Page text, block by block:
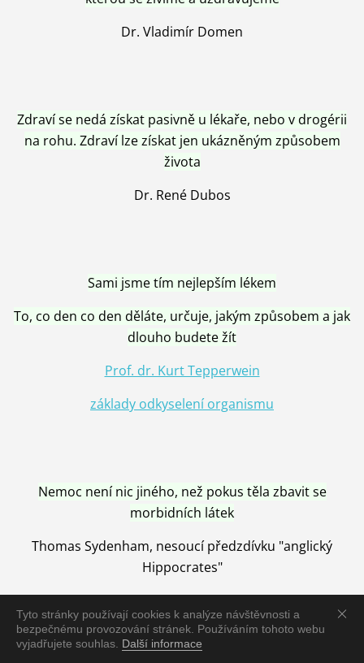
Tyto stránky používají cookies k analýze návštěvnosti a
bezpečnému provozování stránek. Používáním tohoto webu
vyjadřujete souhlas. Další informace
Dr. Vladimír Domen
Zdraví se nedá získat pasivně u lékaře, nebo v drogérii
na rohu. Zdraví lze získat jen ukázněným způsobem
života
Dr. René Dubos
Sami jsme tím nejlepším lékem
To, co den co den děláte, určuje, jakým způsobem a jak
dlouho budete žít
Prof. dr. Kurt Tepperwein
základy odkyselení organismu
Nemoc není nic jiného, než pokus těla zbavit se
morbidních látek
Thomas Sydenham, nesoucí předzdívku "anglický
Hippocrates"
Nemoc je vyléčena jen pomocí Přírody, neutralizací a